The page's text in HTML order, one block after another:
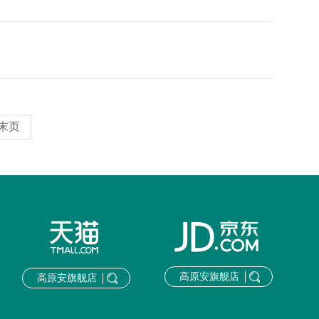
页
高原安旗舰店 高原安旗舰店